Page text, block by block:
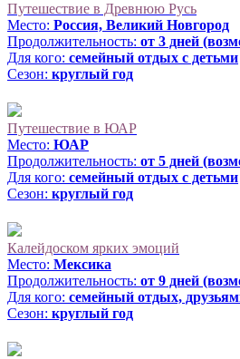
Путешествие в Древнюю Русь
Место: Россия, Великий Новгород
Продолжительность: от 3 дней
Для кого: семейный отдых с детьми
Сезон: круглый год
Путешествие в ЮАР
Место: ЮАР
Продолжительность: от 5 дней
Для кого: семейный отдых с детьми
Сезон: круглый год
Калейдоском ярких эмоций
Место: Мексика
Продолжительность: от 9 дней
Для кого: семейный отдых,
Сезон: круглый год